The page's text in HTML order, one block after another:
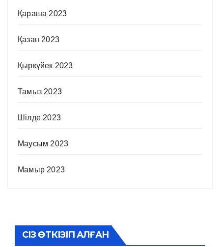
Қараша 2023
Қазан 2023
Қыркүйек 2023
Тамыз 2023
Шілде 2023
Маусым 2023
Мамыр 2023
СІЗ ӨТКІЗІП АЛҒАН